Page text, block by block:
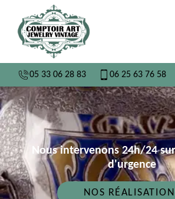
05 33 06 28 83 06 25 63 76 58
Nous intervenons 24h/24
d'urgence
NOS